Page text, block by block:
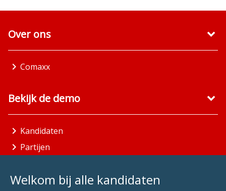
Welkom bij alle kandidaten
Over ons
Comaxx
Bekijk de demo
Kandidaten
Partijen
Aandachtsgebieden